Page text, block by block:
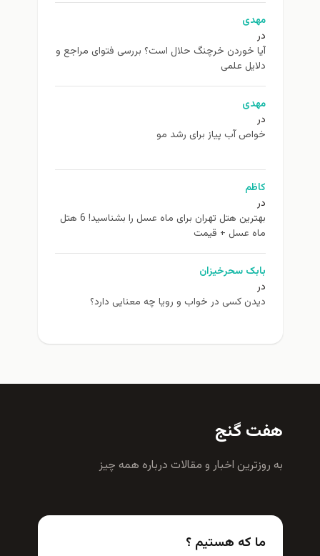
مهدی
در
آیا خوردن خرچنگ حلال است؟ بررسی فتوای مراجع و
دلایل علمی
مهدی
در
خواص آب پیاز برای رشد مو
کاظم
در
بهترین هتل تهران برای ماه عسل را بشناسید! 6 هتل
ماه عسل + قیمت
بابک سحرخیزان
در
دیدن کسی در خواب و رویا چه معنایی دارد؟
هفت گنج
به روزترين اخبار و مقالات درباره همه چيز
ما که هستیم ؟